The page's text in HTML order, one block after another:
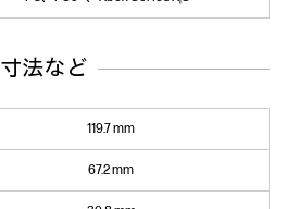
寸法など
119.7 mm
67.2 mm